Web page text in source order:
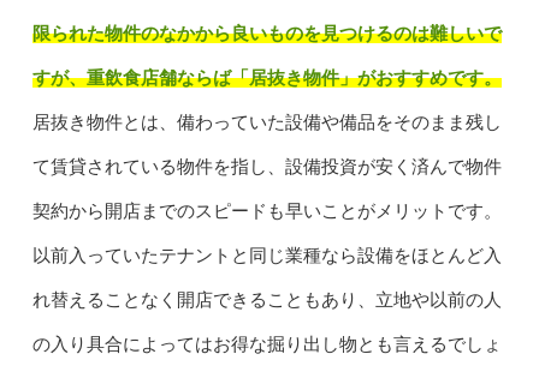
限られた物件のなかから良いものを見つけるのは難しいで
すが、重飲食店舗ならば「居抜き物件」がおすすめです。
居抜き物件とは、備わっていた設備や備品をそのまま残し
て賃貸されている物件を指し、設備投資が安く済んで物件
契約から開店までのスピードも早いことがメリットです。
以前入っていたテナントと同じ業種なら設備をほとんど入
れ替えることなく開店できることもあり、立地や以前の人
の入り具合によってはお得な掘り出し物とも言えるでしょ